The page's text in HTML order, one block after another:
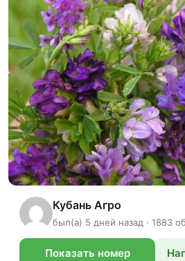
Кубань Агро
был(а) 5 дней назад · 1883
Показать номер